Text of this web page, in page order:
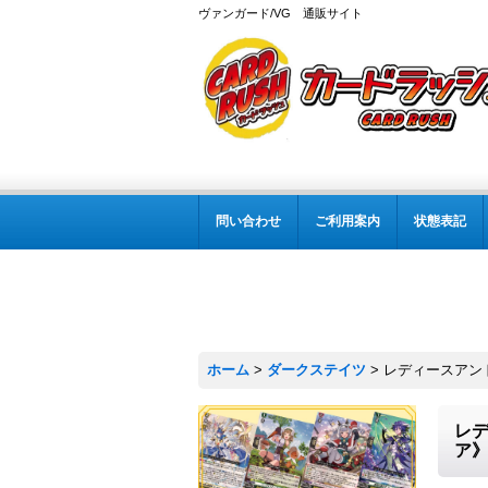
ヴァンガード/VG 通販サイト
問い合わせ ご利用案内 状態表記
ホーム > ダークステイツ > レディースア
レ
ア》